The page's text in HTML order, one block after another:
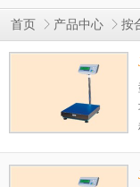
首页 产品中心 按